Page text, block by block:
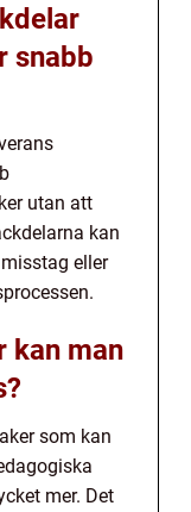
snabb
utan att
kan
eller
kan man
som kan
mer. Det